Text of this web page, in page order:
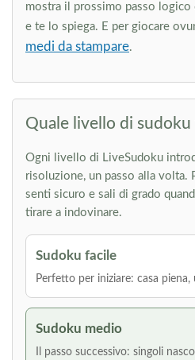
mostra il prossimo passo
e te lo spiega. E per giocare
medi da stampare.
Quale livello di sudoku
Ogni livello di LiveSudoku
risoluzione, un passo alla volta.
senti sicuro e sali di grado
tirare a indovinare.
Sudoku facile
Perfetto per iniziare: casa
Sudoku medio
Il passo successivo: singoli